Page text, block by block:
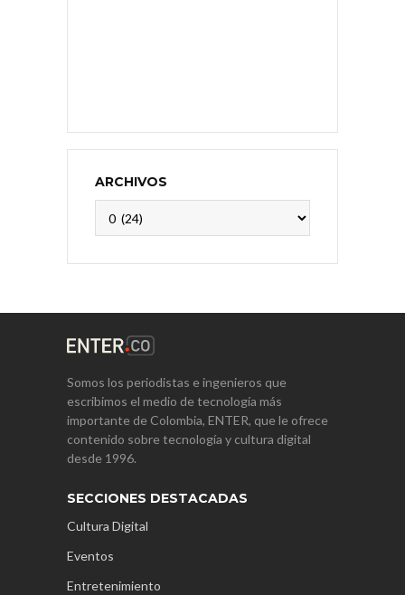
ARCHIVOS
Somos los periodistas e ingenieros que
escribimos el medio de tecnología más
importante de Colombia, ENTER, que le ofrece
contenido sobre tecnología y cultura digital
desde 1996.
SECCIONES DESTACADAS
Cultura Digital
Eventos
Entretenimiento